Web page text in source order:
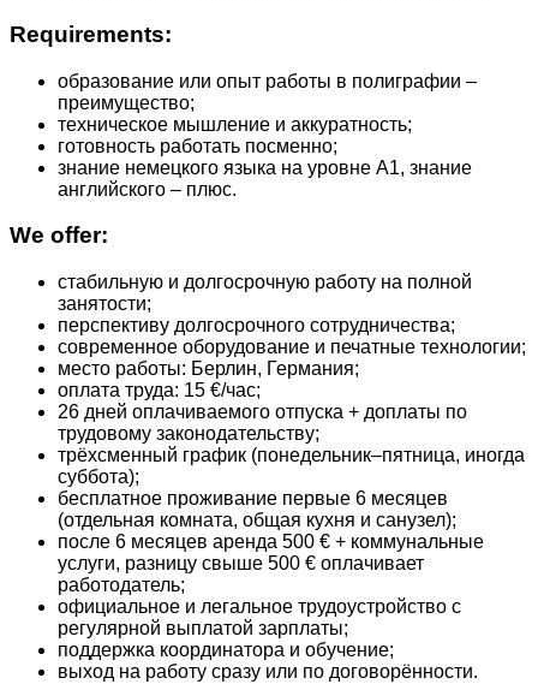
Requirements:
образование или опыт работы в полиграфии –
преимущество;
техническое мышление и аккуратность;
готовность работать посменно;
знание немецкого языка на уровне A1, знание
английского – плюс.
We offer:
стабильную и долгосрочную работу на полной
занятости;
перспективу долгосрочного сотрудничества;
современное оборудование и печатные технологии;
место работы: Берлин, Германия;
оплата труда: 15 €/час;
26 дней оплачиваемого отпуска + доплаты по
трудовому законодательству;
трёхсменный график (понедельник–пятница, иногда
суббота);
бесплатное проживание первые 6 месяцев
(отдельная комната, общая кухня и санузел);
после 6 месяцев аренда 500 € + коммунальные
услуги, разницу свыше 500 € оплачивает
работодатель;
официальное и легальное трудоустройство с
регулярной выплатой зарплаты;
поддержка координатора и обучение;
выход на работу сразу или по договорённости.